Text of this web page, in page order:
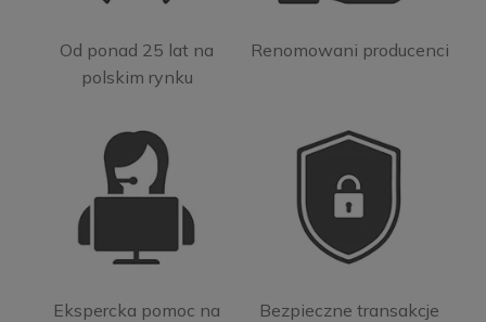
Od ponad 25 lat na
polskim rynku
Renomowani producenci
Ekspercka pomoc na
Bezpieczne transakcje